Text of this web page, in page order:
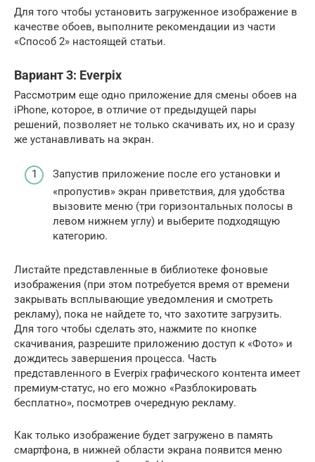
Для того чтобы установить загруженное изображение в
качестве обоев, выполните рекомендации из части
«Способ 2» настоящей статьи.
Вариант 3: Everpix
Рассмотрим еще одно приложение для смены обоев на
iPhone, которое, в отличие от предыдущей пары
решений, позволяет не только скачивать их, но и сразу
же устанавливать на экран.
Запустив приложение после его установки и
«пропустив» экран приветствия, для удобства
вызовите меню (три горизонтальных полосы в
левом нижнем углу) и выберите подходящую
категорию.
Листайте представленные в библиотеке фоновые
изображения (при этом потребуется время от времени
закрывать всплывающие уведомления и смотреть
рекламу), пока не найдете то, что захотите загрузить.
Для того чтобы сделать это, нажмите по кнопке
скачивания, разрешите приложению доступ к «Фото» и
дождитесь завершения процесса. Часть
представленного в Everpix графического контента имеет
премиум-статус, но его можно «Разблокировать
бесплатно», посмотрев очередную рекламу.
Как только изображение будет загружено в память
смартфона, в нижней области экрана появится меню